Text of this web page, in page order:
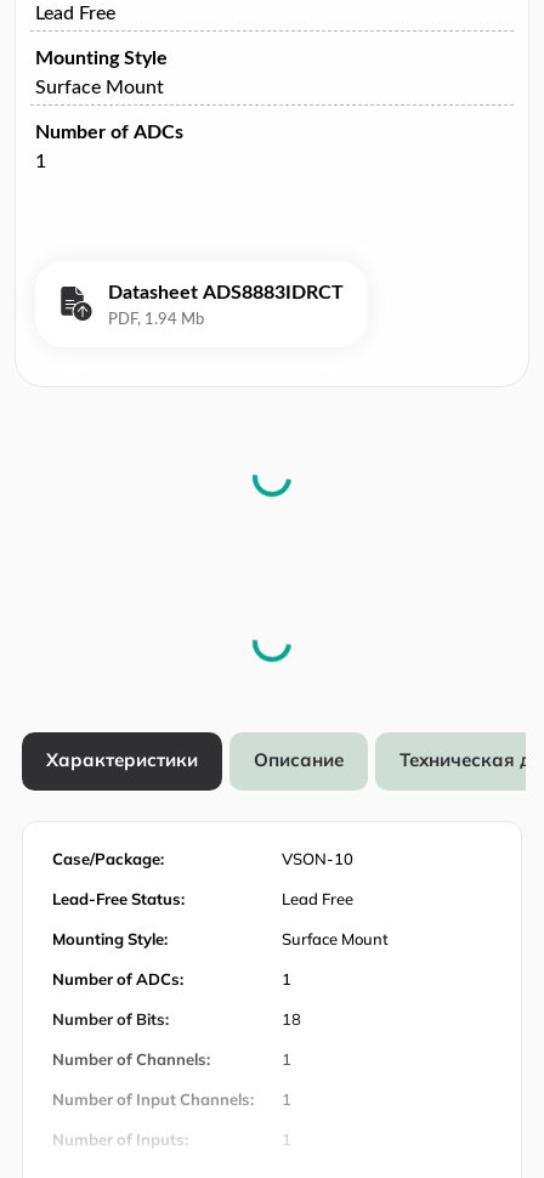
Lead Free
Mounting Style
Surface Mount
Number of ADCs
1
Datasheet ADS8883IDRCT
Характеристики Описание Техническая
Case/Package: VSON-10
Lead-Free Status: Lead Free
Mounting Style: Surface Mount
Number of ADCs: 1
Number of Bits: 18
Number of Channels: 1
Number of Input Channels: 1
Number of Inputs: 1